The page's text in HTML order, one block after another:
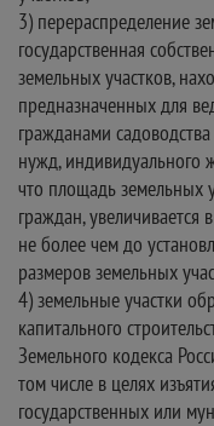
3) перераспределение
государственная
земельных участков,
предназначенных для
гражданами
нужд, индивидуального
что площадь земельных
граждан, увеличивается
не более чем до
размеров земельных
4) земельные участки
капитального
Земельного кодекса
том числе в целях
государственных или